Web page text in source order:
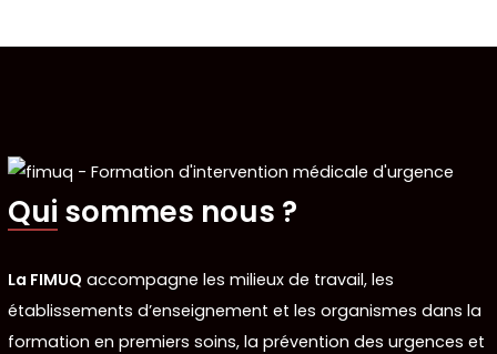
Qui sommes nous ?
La FIMUQ accompagne les milieux de travail, les
établissements d’enseignement et les organismes dans la
formation en premiers soins, la prévention des urgences et